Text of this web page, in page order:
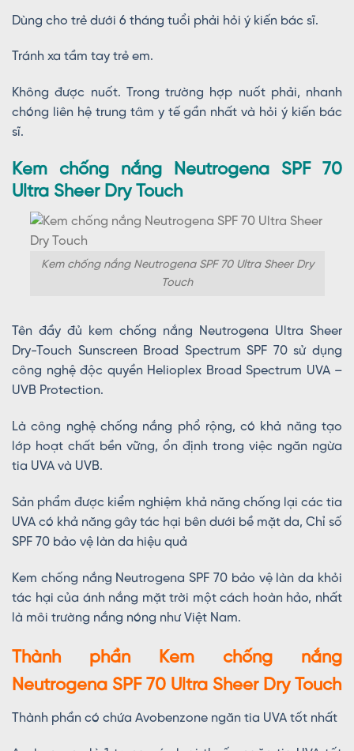
Dùng cho trẻ dưới 6 tháng tuổi phải hỏi ý kiến bác sĩ.
Tránh xa tầm tay trẻ em.
Không được nuốt. Trong trường hợp nuốt phải, nhanh
chóng liên hệ trung tâm y tế gần nhất và hỏi ý kiến bác
sĩ.
Kem chống nắng Neutrogena SPF 70
Ultra Sheer Dry Touch
Kem chống nắng Neutrogena SPF 70 Ultra Sheer Dry
Touch
Tên đầy đủ kem chống nắng Neutrogena Ultra Sheer
Dry-Touch Sunscreen Broad Spectrum SPF 70 sử dụng
công nghệ độc quyền Helioplex Broad Spectrum UVA –
UVB Protection.
Là công nghệ chống nắng phổ rộng, có khả năng tạo
lớp hoạt chất bền vững, ổn định trong việc ngăn ngừa
tia UVA và UVB.
Sản phẩm được kiểm nghiệm khả năng chống lại các tia
UVA có khả năng gây tác hại bên dưới bề mặt da, Chỉ số
SPF 70 bảo vệ làn da hiệu quả
Kem chống nắng Neutrogena SPF 70 bảo vệ làn da khỏi
tác hại của ánh nắng mặt trời một cách hoàn hảo, nhất
là môi trường nắng nóng như Việt Nam.
Thành phần Kem chống nắng
Neutrogena SPF 70 Ultra Sheer Dry Touch
Thành phần có chứa Avobenzone ngăn tia UVA tốt nhất